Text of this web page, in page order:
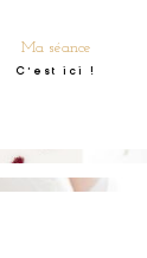
Ma séance
C'est ici !